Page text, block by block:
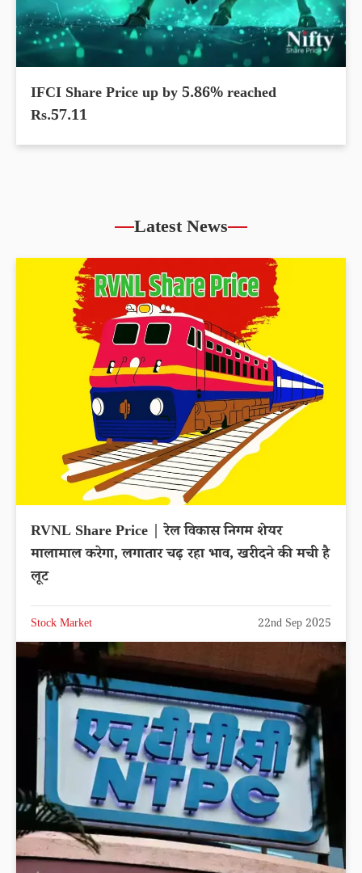
IFCI Share Price up by 5.86% reached
Rs.57.11
Latest News
RVNL Share Price | रेल विकास निगम शेयर
मालामाल करेगा, लगातार चढ़ रहा भाव, खरीदने की मची है
लूट
Stock Market 22nd Sep 2025